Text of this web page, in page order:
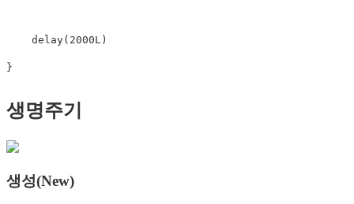
delay( 2000L )
}
생명주기
생성(New)